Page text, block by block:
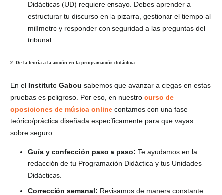
Didácticas (UD) requiere ensayo. Debes aprender a
estructurar tu discurso en la pizarra, gestionar el tiempo al
milímetro y responder con seguridad a las preguntas del
tribunal.
2. De la teoría a la acción en la programación didáctica.
En el Instituto Gabou sabemos que avanzar a ciegas en estas
pruebas es peligroso. Por eso, en nuestro curso de
oposiciones de música online contamos con una fase
teórico/práctica diseñada específicamente para que vayas
sobre seguro:
Guía y confección paso a paso: Te ayudamos en la
redacción de tu Programación Didáctica y tus Unidades
Didácticas.
Corrección semanal: Revisamos de manera constante